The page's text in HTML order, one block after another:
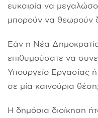
ευκαιρία να
μπορούν να θεωρούν
Εάν η Νέα Δημοκρατία
επιθυμούσατε να
Υπουργείο Εργασίας
σε μία καινούρια θέση;
Η δημόσια διοίκηση